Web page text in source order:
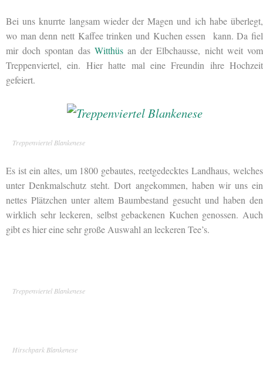
Bei uns knurrte langsam wieder der Magen und ich habe überlegt,
wo man denn nett Kaffee trinken und Kuchen essen kann. Da fiel
mir doch spontan das Witthüsan der Elbchausse, nicht weit vom
Treppenviertel, ein. Hier hatte mal eine Freundin ihre Hochzeit
gefeiert.
Treppenviertel Blankenese
Es ist ein altes, um 1800 gebautes, reetgedecktes Landhaus, welches
unter Denkmalschutz steht. Dort angekommen, haben wir uns ein
nettes Plätzchen unter altem Baumbestand gesucht und haben den
wirklich sehr leckeren, selbst gebackenen Kuchen genossen. Auch
gibt es hier eine sehr große Auswahl an leckeren Tee’s.
Treppenviertel Blankenese
Hirschpark Blankenese